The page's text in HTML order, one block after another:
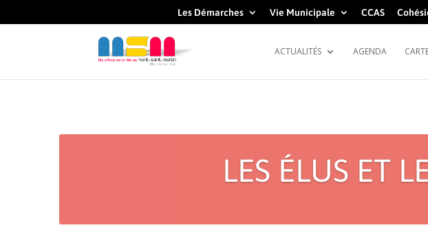
Les Démarches Vie Municipale CCAS
ACTUALITÉS AGENDA
LES ÉLUS ET